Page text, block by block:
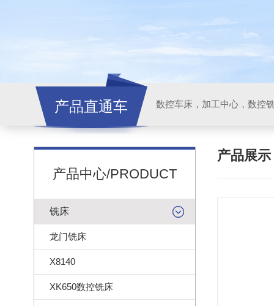
产品直通车
产品中心/PRODUCT
铣床
龙门铣床
X8140
XK650数控铣床
产品展示